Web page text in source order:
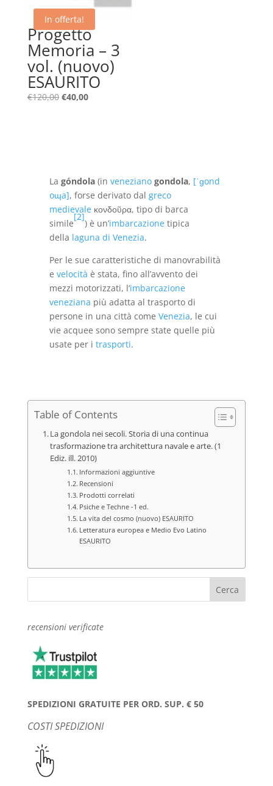
In offerta!
Progetto
Memoria – 3
vol. (nuovo)
ESAURITO
€120,00 Il
€40,00Il
La góndola (in veneziano gondola, [ˈɡond
oɰa], forse derivato dal greco
medievale κονδοῦρα, tipo di barca
simile
[2]
) è un’imbarcazione tipica
della laguna di Venezia.
Per le sue caratteristiche di manovrabilità
e velocità è stata, fino all’avvento dei
mezzi motorizzati, l’imbarcazione
veneziana più adatta al trasporto di
persone in una città come Venezia, le cui
vie acquee sono sempre state quelle più
usate per i trasporti.
Table of Contents
La gondola nei secoli. Storia di una continua
trasformazione tra architettura navale e arte. (1
Ediz. ill. 2010)
Informazioni aggiuntive
Recensioni
Prodotti correlati
Psiche e Techne -1 ed.
La vita del cosmo (nuovo) ESAURITO
Letteratura europea e Medio Evo Latino
ESAURITO
recensioni verificate
SPEDIZIONI GRATUITE PER ORD. SUP. € 50
COSTI SPEDIZIONI